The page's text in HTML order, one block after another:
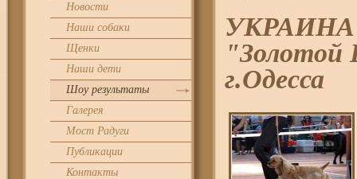
Новости
Наши собаки
Щенки
Наши дети
Шоу результаты
Галерея
Мост Радуги
Публикации
Контакты
УКРАИНА
"Золотой
г.Одесса